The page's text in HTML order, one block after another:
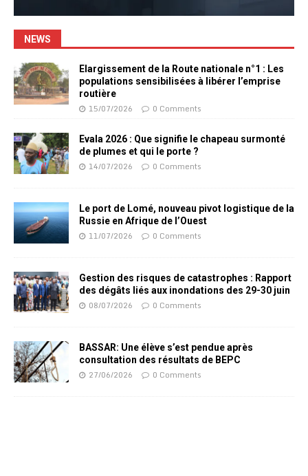
NEWS
Elargissement de la Route nationale n°1 : Les
populations sensibilisées à libérer l’emprise
routière
15/07/2026 0 Comments
Evala 2026 : Que signifie le chapeau surmonté
de plumes et qui le porte ?
14/07/2026 0 Comments
Le port de Lomé, nouveau pivot logistique de la
Russie en Afrique de l’Ouest
11/07/2026 0 Comments
Gestion des risques de catastrophes : Rapport
des dégâts liés aux inondations des 29-30 juin
08/07/2026 0 Comments
BASSAR: Une élève s’est pendue après
consultation des résultats de BEPC
27/06/2026 0 Comments